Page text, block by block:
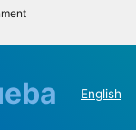
English